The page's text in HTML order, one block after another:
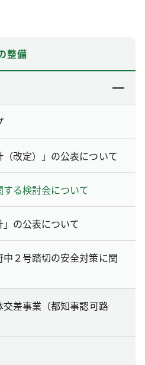
整備
（改定）」の公表について
る検討会について
」の公表について
２号踏切の安全対策に関
差事業（都知事認可路